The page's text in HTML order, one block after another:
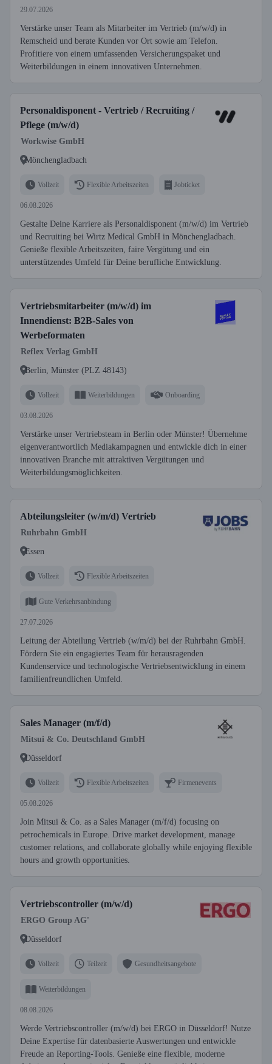
29.07.2026
Verstärke unser Team als Mitarbeiter im Vertrieb (m/w/d) in
Remscheid und berate Kunden vor Ort sowie am Telefon.
Profitiere von einem umfassenden Versicherungspaket und
Weiterbildungen in einem innovativen Unternehmen.
Personaldisponent - Vertrieb / Recruiting /
Pflege (m/w/d)
Workwise GmbH
Mönchengladbach
Vollzeit Flexible Arbeitszeiten Jobticket
06.08.2026
Gestalte Deine Karriere als Personaldisponent (m/w/d) im Vertrieb
und Recruiting bei Wirtz Medical GmbH in Mönchengladbach.
Genieße flexible Arbeitszeiten, faire Vergütung und ein
unterstützendes Umfeld für Deine berufliche Entwicklung.
Vertriebsmitarbeiter (m/w/d) im
Innendienst: B2B-Sales von
Werbeformaten
Reflex Verlag GmbH
Berlin, Münster (PLZ 48143)
Vollzeit Weiterbildungen Onboarding
03.08.2026
Verstärke unser Vertriebsteam in Berlin oder Münster! Übernehme
eigenverantwortlich Mediakampagnen und entwickle dich in einer
innovativen Branche mit attraktiven Vergütungen und
Weiterbildungsmöglichkeiten.
Abteilungsleiter (w/m/d) Vertrieb
Ruhrbahn GmbH
Essen
Vollzeit Flexible Arbeitszeiten
Gute Verkehrsanbindung
27.07.2026
Leitung der Abteilung Vertrieb (w/m/d) bei der Ruhrbahn GmbH.
Fördern Sie ein engagiertes Team für herausragenden
Kundenservice und technologische Vertriebsentwicklung in einem
familienfreundlichen Umfeld.
Sales Manager (m/f/d)
Mitsui & Co. Deutschland GmbH
Düsseldorf
Vollzeit Flexible Arbeitszeiten Firmenevents
05.08.2026
Join Mitsui & Co. as a Sales Manager (m/f/d) focusing on
petrochemicals in Europe. Drive market development, manage
customer relations, and collaborate globally while enjoying flexible
hours and growth opportunities.
Vertriebscontroller (m/w/d)
ERGO Group AG'
Düsseldorf
Vollzeit Teilzeit Gesundheitsangebote
Weiterbildungen
08.08.2026
Werde Vertriebscontroller (m/w/d) bei ERGO in Düsseldorf! Nutze
Deine Expertise für datenbasierte Auswertungen und entwickle
Freude an Reporting-Tools. Genieße eine flexible, moderne